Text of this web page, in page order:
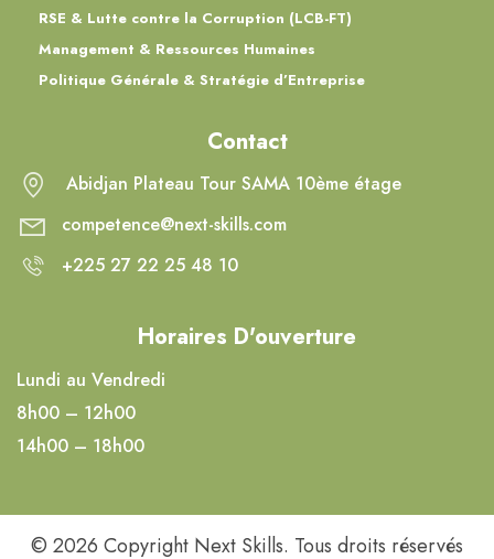
RSE & Lutte contre la Corruption (LCB-FT)
Management & Ressources Humaines
Politique Générale & Stratégie d’Entreprise
Contact
Abidjan Plateau Tour SAMA 10ème étage
competence@next-skills.com
+225 27 22 25 48 10
Horaires D'ouverture
Lundi au Vendredi
8h00 – 12h00
14h00 – 18h00
© 2026 Copyright Next Skills. Tous droits réservés